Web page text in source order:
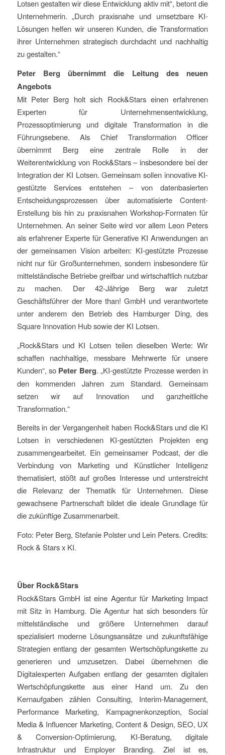
Lotsen gestalten wir diese Entwicklung aktiv mit“, betont die
Unternehmerin. „Durch praxisnahe und umsetzbare KI-
Lösungen helfen wir unseren Kunden, die Transformation
ihrer Unternehmen strategisch durchdacht und nachhaltig
zu gestalten.“
Peter Berg übernimmt die Leitung des neuen
Angebots
Mit Peter Berg holt sich Rock&Stars einen erfahrenen
Experten für Unternehmensentwicklung,
Prozessoptimierung und digitale Transformation in die
Führungsebene. Als Chief Transformation Officer
übernimmt Berg eine zentrale Rolle in der
Weiterentwicklung von Rock&Stars – insbesondere bei der
Integration der KI Lotsen. Gemeinsam sollen innovative KI-
gestützte Services entstehen – von datenbasierten
Entscheidungsprozessen über automatisierte Content-
Erstellung bis hin zu praxisnahen Workshop-Formaten für
Unternehmen. An seiner Seite wird vor allem Leon Peters
als erfahrener Experte für Generative KI Anwendungen an
der gemeinsamen Vision arbeiten: KI-gestützte Prozesse
nicht nur für Großunternehmen, sondern insbesondere für
mittelständische Betriebe greifbar und wirtschaftlich nutzbar
zu machen. Der 42-Jährige Berg war zuletzt
Geschäftsführer der More than! GmbH und verantwortete
unter anderem den Betrieb des Hamburger Ding, des
Square Innovation Hub sowie der KI Lotsen.
„Rock&Stars und KI Lotsen teilen dieselben Werte: Wir
schaffen nachhaltige, messbare Mehrwerte für unsere
Kunden“, so Peter Berg. „KI-gestützte Prozesse werden in
den kommenden Jahren zum Standard. Gemeinsam
setzen wir auf Innovation und ganzheitliche
Transformation.“
Bereits in der Vergangenheit haben Rock&Stars und die KI
Lotsen in verschiedenen KI-gestützten Projekten eng
zusammengearbeitet. Ein gemeinsamer Podcast, der die
Verbindung von Marketing und Künstlicher Intelligenz
thematisiert, stößt auf großes Interesse und unterstreicht
die Relevanz der Thematik für Unternehmen. Diese
gewachsene Partnerschaft bildet die ideale Grundlage für
die zukünftige Zusammenarbeit.
Foto: Peter Berg, Stefanie Polster und Lein Peters. Credits:
Rock & Stars x KI.
Über Rock&Stars
Rock&Stars GmbH ist eine Agentur für Marketing Impact
mit Sitz in Hamburg. Die Agentur hat sich besonders für
mittelständische und größere Unternehmen darauf
spezialisiert moderne Lösungsansätze und zukunftsfähige
Strategien entlang der gesamten Wertschöpfungskette zu
generieren und umzusetzen. Dabei übernehmen die
Digitalexperten Aufgaben entlang der gesamten digitalen
Wertschöpfungskette aus einer Hand um. Zu den
Kernaufgaben zählen Consulting, Interim-Management,
Performance Marketing, Kampagnenkonzeption, Social
Media & Influencer Marketing, Content & Design, SEO, UX
& Conversion-Optimierung, KI-Beratung, digitale
Infrastruktur und Employer Branding. Ziel ist es,